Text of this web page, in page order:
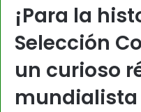
¡Para la
Selección
un curioso
mundialista